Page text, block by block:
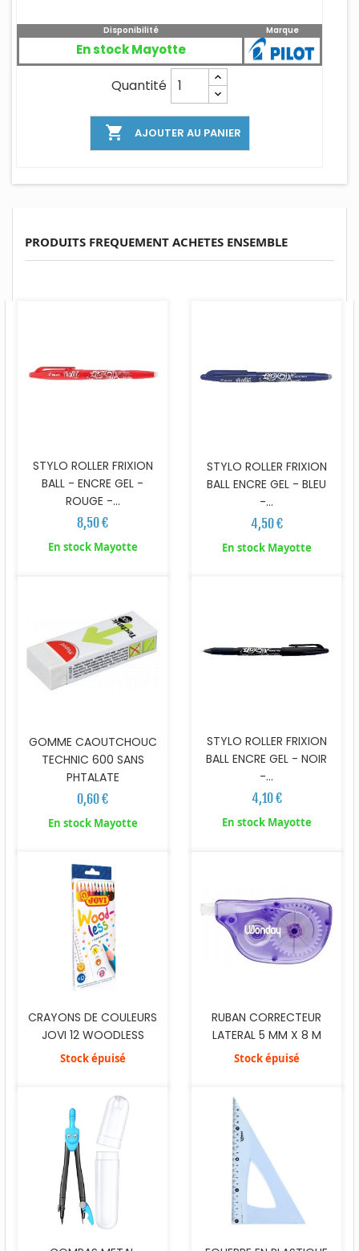
Disponibilité
En stock Mayotte
Marque
Quantité
 AJOUTER AU PANIER
PRODUITS FREQUEMENT ACHETES ENSEMBLE
STYLO ROLLER FRIXION
BALL - ENCRE GEL -
ROUGE -...
8,50 €
En stock Mayotte
STYLO ROLLER FRIXION
BALL ENCRE GEL - BLEU
-...
4,50 €
En stock Mayotte
GOMME CAOUTCHOUC
TECHNIC 600 SANS
PHTALATE
0,60 €
En stock Mayotte
STYLO ROLLER FRIXION
BALL ENCRE GEL - NOIR
-...
4,10 €
En stock Mayotte
CRAYONS DE COULEURS
JOVI 12 WOODLESS
Stock épuisé
RUBAN CORRECTEUR
LATERAL 5 MM X 8 M
Stock épuisé